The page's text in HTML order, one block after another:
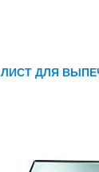
ЛИСТ ДЛЯ